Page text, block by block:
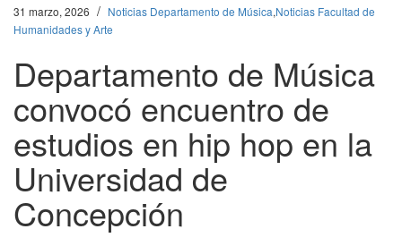
31 marzo, 2026 / Noticias Departamento de Música,Noticias Facultad de
Humanidades y Arte
Departamento de Música
convocó encuentro de
estudios en hip hop en la
Universidad de
Concepción